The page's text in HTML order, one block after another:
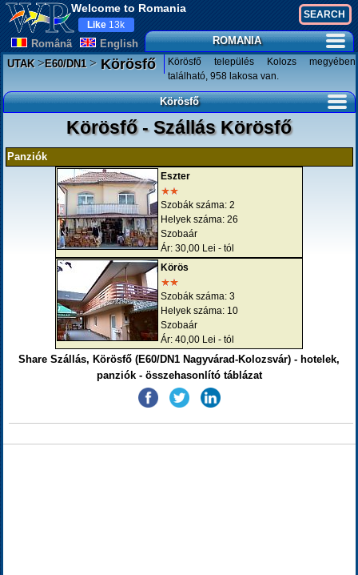
Welcome to Romania
Românã English
Like 13k
ROMANIA
UTAK>E60/DN1>Körösfő
Körösfő település Kolozs megyében
található, 958 lakosa van.
Körösfő
Körösfő - Szállás Körösfő
Panziók
Eszter
Szobák száma: 2
Helyek száma: 26
Szobaár
Ár: 30,00 Lei - tól
Körös
Szobák száma: 3
Helyek száma: 10
Szobaár
Ár: 40,00 Lei - tól
Share Szállás, Körösfő (E60/DN1 Nagyvárad-Kolozsvár) - hotelek,
panziók - összehasonlító táblázat